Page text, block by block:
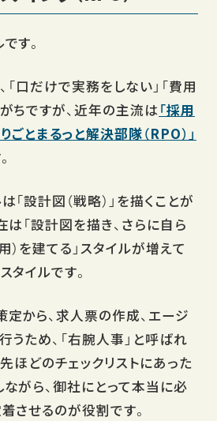
す。
「口だけで実務をしない」「費用
ちですが、近年の主流は「採用
ごとまるっと解決部隊（RPO）」
「設計図（戦略）」を描くことが
は「設計図を描き、さらに自ら
）を建てる」スタイルが増えて
タイルです。
から、求人票の作成、エージ
うため、「右腕人事」と呼ばれ
ほどのチェックリストにあった
がら、御社にとって本当に必
させるのが役割です。